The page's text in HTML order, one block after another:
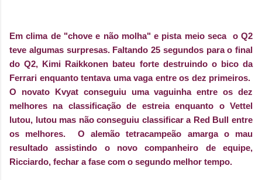
Em clima de "chove e não molha" e pista meio seca
o Q2
teve algumas surpresas. Faltando 25 segundos para o final
do Q2, Kimi Raikkonen bateu forte destruindo o bico da
Ferrari enquanto tentava uma vaga entre os dez primeiros.
O novato Kvyat conseguiu uma vaguinha entre os dez
melhores na classificação de estreia enquanto o Vettel
lutou, lutou mas não conseguiu classificar a Red Bull entre
os melhores.
O alemão tetracampeão amarga o mau
resultado assistindo o novo companheiro de equipe,
Ricciardo, fechar a fase com o segundo melhor tempo.